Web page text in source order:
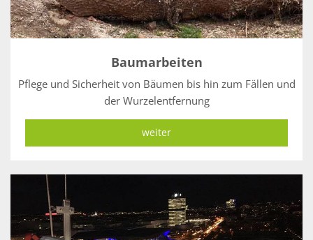
Baumarbeiten
Pflege und Sicherheit von Bäumen bis hin zum Fällen und
der Wurzelentfernung
weiter